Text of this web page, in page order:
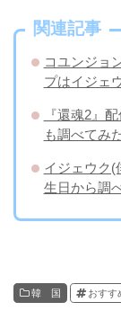
関連記事
コユンジョ
プはイジェ
『還魂2』
も調べてみ
イジェウク(
生日から調
韓 国 おすす